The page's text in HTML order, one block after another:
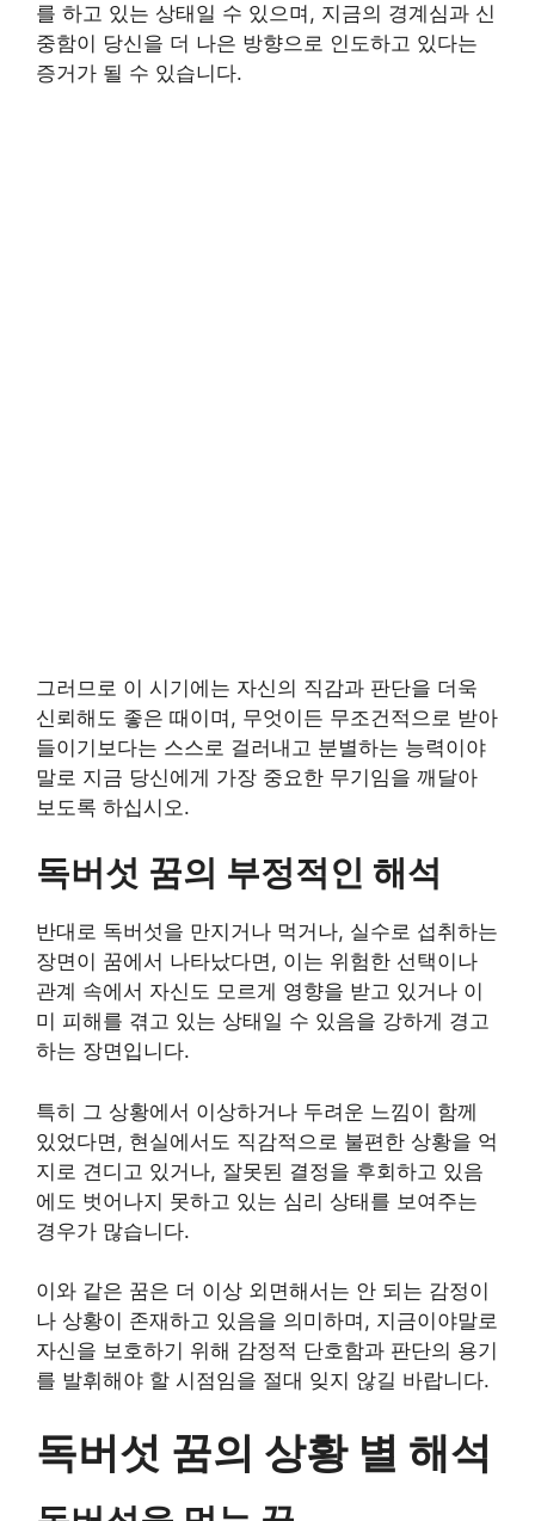
를 하고 있는 상태일 수 있으며, 지금의 경계심과 신
중함이 당신을 더 나은 방향으로 인도하고 있다는
증거가 될 수 있습니다.
그러므로 이 시기에는 자신의 직감과 판단을 더욱
신뢰해도 좋은 때이며, 무엇이든 무조건적으로 받아
들이기보다는 스스로 걸러내고 분별하는 능력이야
말로 지금 당신에게 가장 중요한 무기임을 깨달아
보도록 하십시오.
독버섯 꿈의 부정적인 해석
반대로 독버섯을 만지거나 먹거나, 실수로 섭취하는
장면이 꿈에서 나타났다면, 이는 위험한 선택이나
관계 속에서 자신도 모르게 영향을 받고 있거나 이
미 피해를 겪고 있는 상태일 수 있음을 강하게 경고
하는 장면입니다.
특히 그 상황에서 이상하거나 두려운 느낌이 함께
있었다면, 현실에서도 직감적으로 불편한 상황을 억
지로 견디고 있거나, 잘못된 결정을 후회하고 있음
에도 벗어나지 못하고 있는 심리 상태를 보여주는
경우가 많습니다.
이와 같은 꿈은 더 이상 외면해서는 안 되는 감정이
나 상황이 존재하고 있음을 의미하며, 지금이야말로
자신을 보호하기 위해 감정적 단호함과 판단의 용기
를 발휘해야 할 시점임을 절대 잊지 않길 바랍니다.
독버섯 꿈의 상황 별 해석